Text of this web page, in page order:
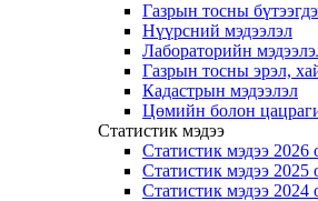
Газрын тосны
Нүүрсний мэдээлэл
Лабораторийн
Газрын тосны эрэл,
Кадастрын мэдээлэл
Цөмийн болон
Статистик мэдээ
Статистик мэдээ 2026
Статистик мэдээ 2025
Статистик мэдээ 2024